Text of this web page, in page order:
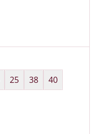
25 38
40